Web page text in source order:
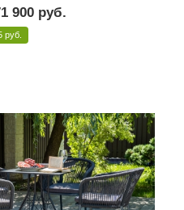
5-SET D-gray
900руб.
руб.